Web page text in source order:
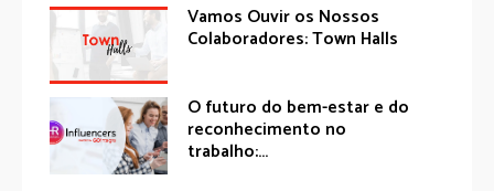
Vamos Ouvir os Nossos
Colaboradores: Town Halls
O futuro do bem-estar e do
reconhecimento no
trabalho:...